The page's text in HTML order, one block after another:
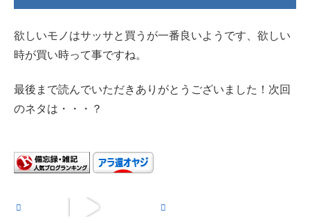
欲しいモノはサッサと買うが一番良いようです、欲しい
時が買い時って事ですね。
最後まで読んでいただきありがとうございました！次回
のネタは・・・？